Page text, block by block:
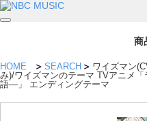
商
HOME SEARCH
ワイズマン
み)/ワイズマンのテーマ TVアニメ
語―」 エンディングテーマ